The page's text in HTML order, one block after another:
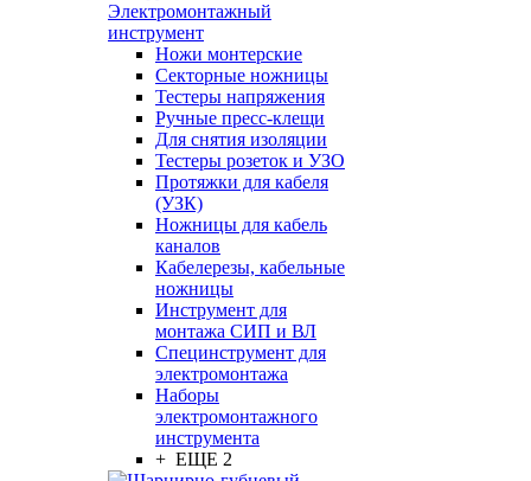
Электромонтажный
инструмент
Ножи монтерские
Секторные ножницы
Тестеры напряжения
Ручные пресс-клещи
Для снятия изоляции
Тестеры розеток и УЗО
Протяжки для кабеля
(УЗК)
Ножницы для кабель
каналов
Кабелерезы, кабельные
ножницы
Инструмент для
монтажа СИП и ВЛ
Специнструмент для
электромонтажа
Наборы
электромонтажного
инструмента
+ ЕЩЕ 2